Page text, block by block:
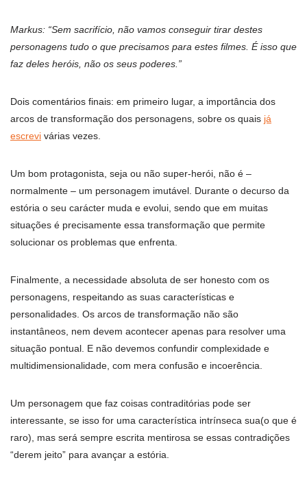
Markus: “Sem sacrifício, não vamos conseguir tirar destes
personagens tudo o que precisamos para estes filmes. É isso que
faz deles heróis, não os seus poderes.”
Dois comentários finais: em primeiro lugar, a importância dos
arcos de transformação dos personagens, sobre os quais já
escrevi várias vezes.
Um bom protagonista, seja ou não super-herói, não é –
normalmente – um personagem imutável. Durante o decurso da
estória o seu carácter muda e evolui, sendo que em muitas
situações é precisamente essa transformação que permite
solucionar os problemas que enfrenta.
Finalmente, a necessidade absoluta de ser honesto com os
personagens, respeitando as suas características e
personalidades. Os arcos de transformação não são
instantâneos, nem devem acontecer apenas para resolver uma
situação pontual. E não devemos confundir complexidade e
multidimensionalidade, com mera confusão e incoerência.
Um personagem que faz coisas contraditórias pode ser
interessante, se isso for uma característica intrínseca sua(o que é
raro), mas será sempre escrita mentirosa se essas contradições
“derem jeito” para avançar a estória.